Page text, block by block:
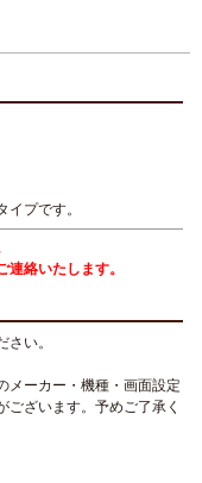
プです。
絡いたします。
い。
メーカー・機種・画面設定
ございます。予めご了承く